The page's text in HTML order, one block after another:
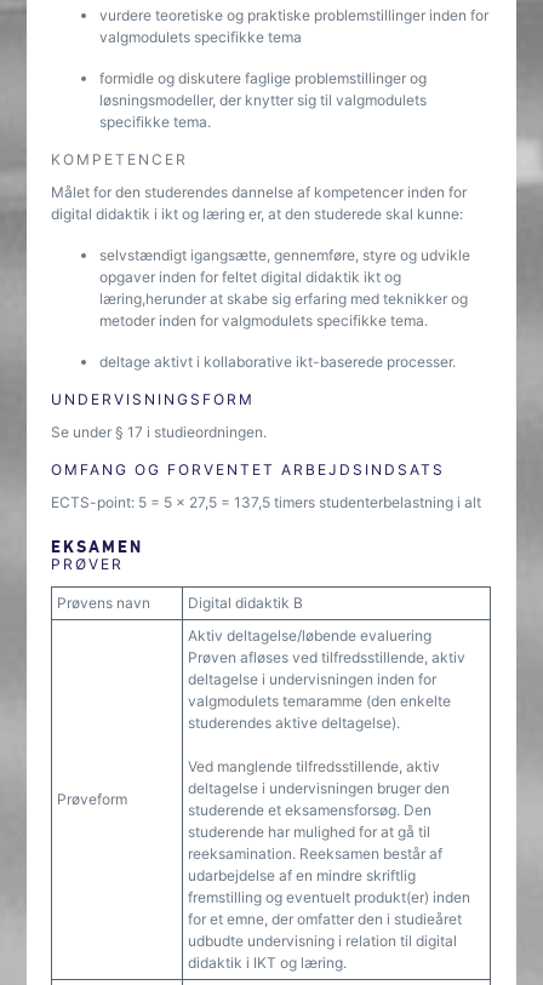
vurdere teoretiske og praktiske problemstillinger inden for
valgmodulets specifikke tema
formidle og diskutere faglige problemstillinger og
løsningsmodeller, der knytter sig til valgmodulets
specifikke tema.
KOMPETENCER
Målet for den studerendes dannelse af kompetencer inden for
digital didaktik i ikt og læring er, at den studerede skal kunne:
selvstændigt igangsætte, gennemføre, styre og udvikle
opgaver inden for feltet digital didaktik ikt og
læring,herunder at skabe sig erfaring med teknikker og
metoder inden for valgmodulets specifikke tema.
deltage aktivt i kollaborative ikt-baserede processer.
UNDERVISNINGSFORM
Se under § 17 i studieordningen.
OMFANG OG FORVENTET ARBEJDSINDSATS
ECTS-point: 5 = 5 x 27,5 = 137,5 timers studenterbelastning i alt
EKSAMEN
PRØVER
Prøvens navn Digital didaktik B
Prøveform
Aktiv deltagelse/løbende evaluering
Prøven afløses ved tilfredsstillende, aktiv
deltagelse i undervisningen inden for
valgmodulets temaramme (den enkelte
studerendes aktive deltagelse).
Ved manglende tilfredsstillende, aktiv
deltagelse i undervisningen bruger den
studerende et eksamensforsøg. Den
studerende har mulighed for at gå til
reeksamination. Reeksamen består af
udarbejdelse af en mindre skriftlig
fremstilling og eventuelt produkt(er) inden
for et emne, der omfatter den i studieåret
udbudte undervisning i relation til digital
didaktik i IKT og læring.